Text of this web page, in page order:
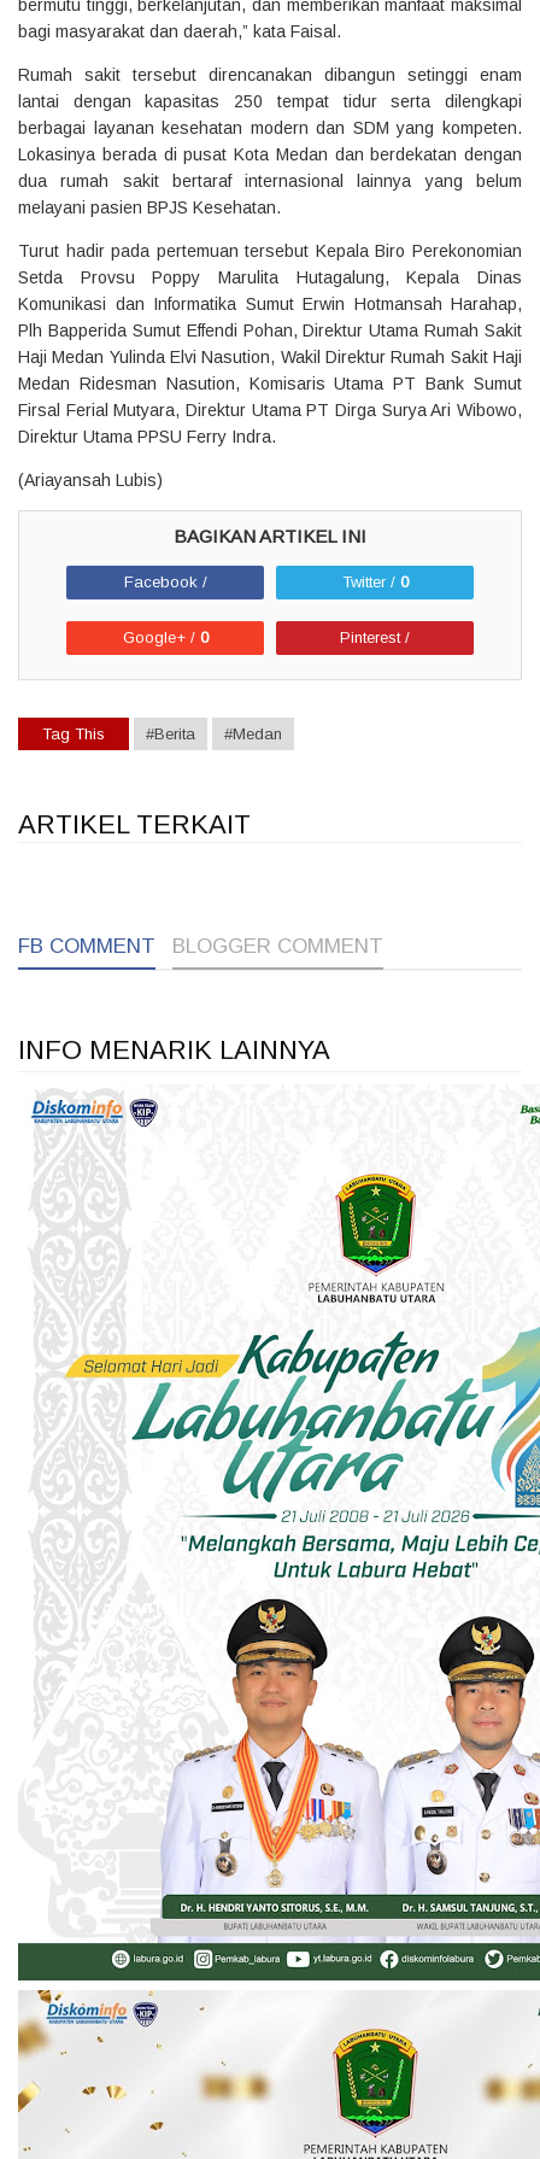
bermutu tinggi, berkelanjutan, dan memberikan manfaat maksimal
bagi masyarakat dan daerah,” kata Faisal.
Rumah sakit tersebut direncanakan dibangun setinggi enam
lantai dengan kapasitas 250 tempat tidur serta dilengkapi
berbagai layanan kesehatan modern dan SDM yang kompeten.
Lokasinya berada di pusat Kota Medan dan berdekatan dengan
dua rumah sakit bertaraf internasional lainnya yang belum
melayani pasien BPJS Kesehatan.
Turut hadir pada pertemuan tersebut Kepala Biro Perekonomian
Setda Provsu Poppy Marulita Hutagalung, Kepala Dinas
Komunikasi dan Informatika Sumut Erwin Hotmansah Harahap,
Plh Bapperida Sumut Effendi Pohan, Direktur Utama Rumah Sakit
Haji Medan Yulinda Elvi Nasution, Wakil Direktur Rumah Sakit Haji
Medan Ridesman Nasution, Komisaris Utama PT Bank Sumut
Firsal Ferial Mutyara, Direktur Utama PT Dirga Surya Ari Wibowo,
Direktur Utama PPSU Ferry Indra.
(Ariayansah Lubis)
Facebook / Twitter / 0
Google+ / 0 Pinterest /
Tag This #Berita #Medan
ARTIKEL TERKAIT
FB COMMENT BLOGGER COMMENT
INFO MENARIK LAINNYA